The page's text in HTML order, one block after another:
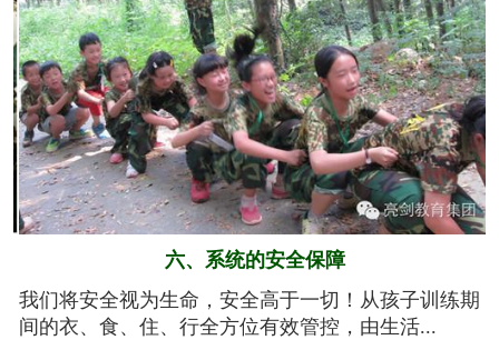
五、规范的军训基地
亮剑军事夏令营的训练基地训练设施设备齐全，军事
氛围浓厚，后勤保障完善，管理规范安全，纪...